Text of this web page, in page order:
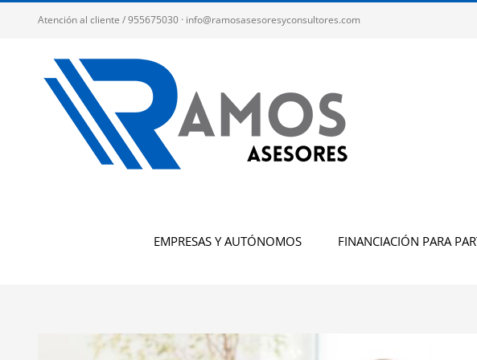
Atención al cliente / 955675030 · info@ramosasesoresyconsultores.com
EMPRESAS Y AUTÓNOMOS FINANCIACIÓN PARA